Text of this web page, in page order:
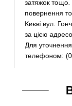
затяжок
повернення
Києві вул.
за цією
Для
телефоном: